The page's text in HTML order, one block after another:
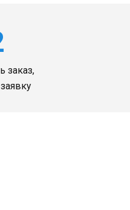
заказ,